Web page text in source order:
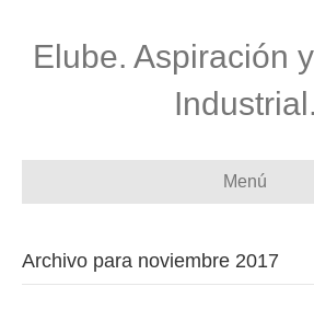
Elube. Aspiración
Industrial.
Menú
Archivo para noviembre 2017